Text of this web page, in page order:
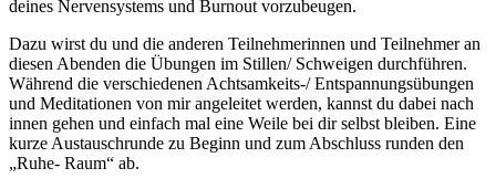
deines Nervensystems und Burnout vorzubeugen.
Dazu wirst du und die anderen Teilnehmerinnen und Teilnehmer an
diesen Abenden die Übungen im Stillen/ Schweigen durchführen.
Während die verschiedenen Achtsamkeits-/ Entspannungsübungen
und Meditationen von mir angeleitet werden, kannst du dabei nach
innen gehen und einfach mal eine Weile bei dir selbst bleiben. Eine
kurze Austauschrunde zu Beginn und zum Abschluss runden den
„Ruhe- Raum“ ab.